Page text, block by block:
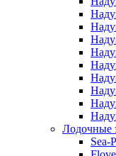
Лодочные
Sea-